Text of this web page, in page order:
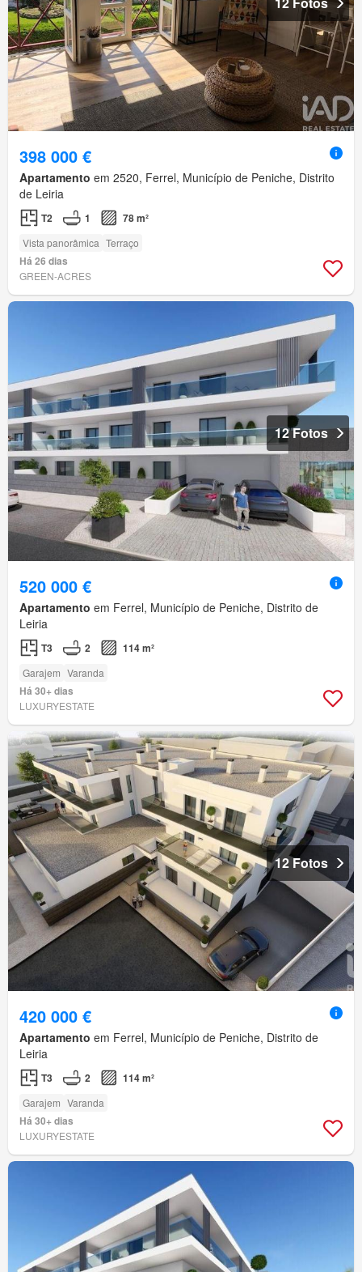
398 000 €
Apartamento em 2520, Ferrel, Município de Peniche, Distrito
de Leiria
T2 1 78 m²
Vista panorâmica Terraço
Há 26 dias
GREEN-ACRES
12 Fotos
520 000 €
Apartamento em Ferrel, Município de Peniche, Distrito de
Leiria
T3 2 114 m²
Garajem Varanda
Há 30+ dias
LUXURYESTATE
12 Fotos
420 000 €
Apartamento em Ferrel, Município de Peniche, Distrito de
Leiria
T3 2 114 m²
Garajem Varanda
Há 30+ dias
LUXURYESTATE